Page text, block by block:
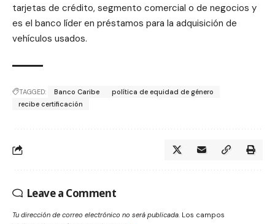
tarjetas de crédito, segmento comercial o de negocios y
es el banco líder en préstamos para la adquisición de
vehículos usados.
TAGGED: Banco Caribe
política de equidad de género
recibe certificación
Leave a Comment
Tu dirección de correo electrónico no será publicada. Los campos